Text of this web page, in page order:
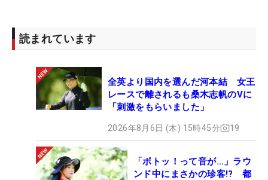
読まれています
全英より国内を選んだ河本結 女王
レースで離されるも桑木志帆のVに
「刺激をもらいました」
2026年8月6日 (木) 15時45分 19
「ボトッ！って音が…」ラウ
ンド中にまさかの珍客!? 都